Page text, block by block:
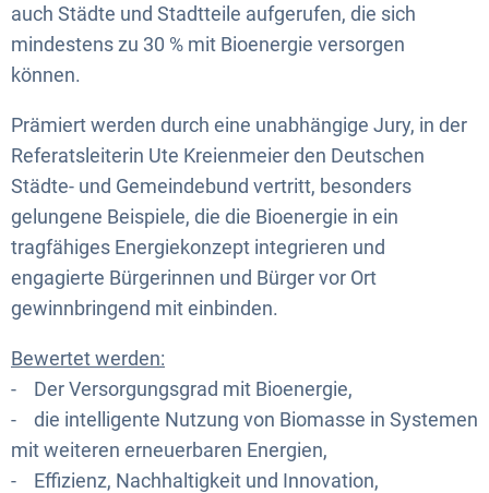
auch Städte und Stadtteile aufgerufen, die sich
mindestens zu 30 % mit Bioenergie versorgen
können.
Prämiert werden durch eine unabhängige Jury, in der
Referatsleiterin Ute Kreienmeier den Deutschen
Städte- und Gemeindebund vertritt, besonders
gelungene Beispiele, die die Bioenergie in ein
tragfähiges Energiekonzept integrieren und
engagierte Bürgerinnen und Bürger vor Ort
gewinnbringend mit einbinden.
Bewertet werden:
- Der Versorgungsgrad mit Bioenergie,
- die intelligente Nutzung von Biomasse in Systemen
mit weiteren erneuerbaren Energien,
- Effizienz, Nachhaltigkeit und Innovation,